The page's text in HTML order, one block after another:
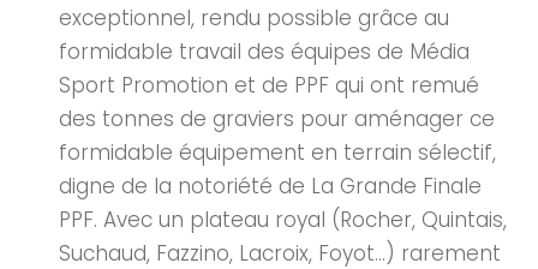
exceptionnel, rendu possible grâce au
formidable travail des équipes de Média
Sport Promotion et de PPF qui ont remué
des tonnes de graviers pour aménager ce
formidable équipement en terrain sélectif,
digne de la notoriété de La Grande Finale
PPF. Avec un plateau royal (Rocher, Quintais,
Suchaud, Fazzino, Lacroix, Foyot…) rarement